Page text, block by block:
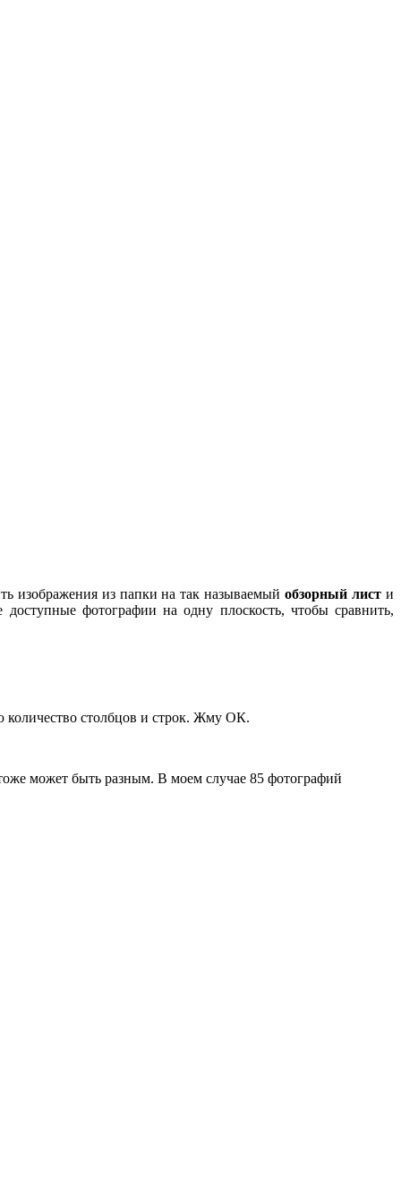
изображения из папки на так называемыйобзорный лист и
фотографии на одну плоскость, чтобы сравнить,
количество столбцов и строк. Жму ОК.
может быть разным. В моем случае 85 фотографий